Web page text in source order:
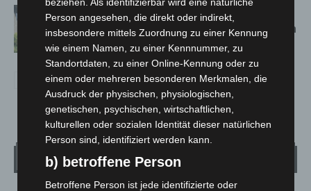
Schwarz Digits und Zscaler starten
souveräne Cloud-Sicherheitsplattform
für Europa
Wetter
Person angesehen, die direkt oder indirekt,
insbesondere mittels Zuordnung zu einer Kennung
wie einem Namen, zu einer Kennnummer, zu
Standortdaten, zu einer Online-Kennung oder zu
einem oder mehreren besonderen Merkmalen, die
Ausdruck der physischen, physiologischen,
genetischen, psychischen, wirtschaftlichen,
kulturellen oder sozialen Identität dieser natürlichen
Person sind, identifiziert werden kann.
b) betroffene Person
Betroffene Person ist jede identifizierte oder